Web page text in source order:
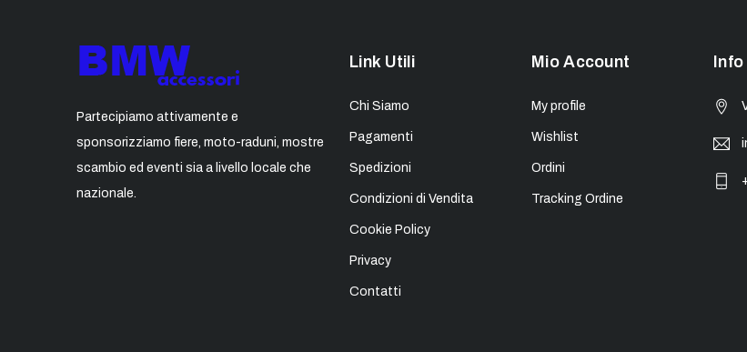
Partecipiamo attivamente e
sponsorizziamo fiere, moto-raduni, mostre
scambio ed eventi sia a livello locale che
nazionale.
Link Utili
Chi Siamo
Pagamenti
Spedizioni
Condizioni di Vendita
Cookie Policy
Privacy
Contatti
Mio Account
My profile
Wishlist
Ordini
Tracking Ordine